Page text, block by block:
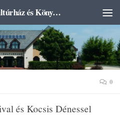
Tát Város Önkormányzat Kultúrház és Könyvtár
0
és Kocsis Dénessel